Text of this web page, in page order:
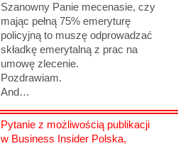
Szanowny Panie mecenasie, czy
mając pełną 75% emeryturę
policyjną to muszę odprowadzać
składkę emerytalną z prac na
umowę zlecenie.
Pozdrawiam.
And…
Pytanie z możliwością publikacji
w Business Insider Polska,